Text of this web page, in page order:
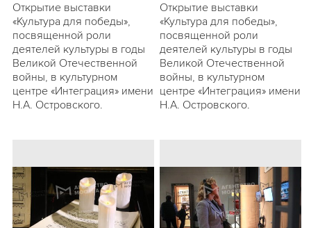
Открытие выставки
«Культура для победы»,
посвященной роли
деятелей культуры в годы
Великой Отечественной
войны, в культурном
центре «Интеграция» имени
Н.А. Островского.
Открытие выставки
«Культура для победы»,
посвященной роли
деятелей культуры в годы
Великой Отечественной
войны, в культурном
центре «Интеграция» имени
Н.А. Островского.